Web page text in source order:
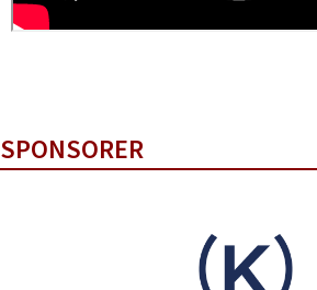
SPONSORER